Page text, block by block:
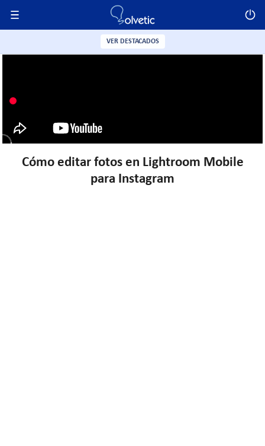
Cómo editar fotos en Lightroom Mobile
para Instagram
VER DESTACADOS